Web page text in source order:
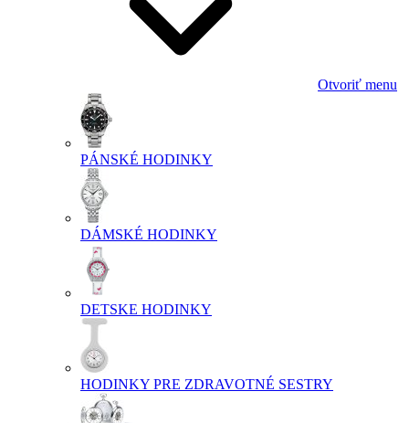
Otvoriť menu
PÁNSKÉ HODINKY
DÁMSKÉ HODINKY
DETSKE HODINKY
HODINKY PRE ZDRAVOTNÉ SESTRY